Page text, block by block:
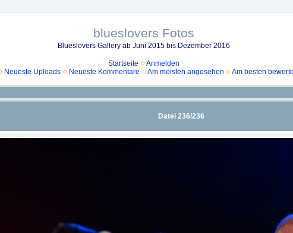
blueslovers Fotos
Blueslovers Gallery ab Juni 2015 bis Dezember 2016
Startseite
Anmelden
Neueste Uploads Neueste Kommentare Am meisten angesehen Am besten
Datei 236/236